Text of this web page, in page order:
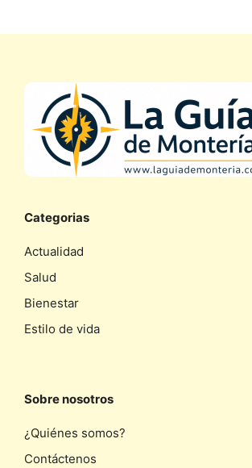
Categorias
Actualidad
Salud
Bienestar
Estilo de vida
Sobre nosotros
¿Quiénes somos?
Contáctenos